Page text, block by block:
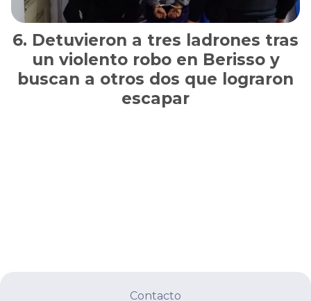
Detuvieron a tres ladrones tras
un violento robo en Berisso y
buscan a otros dos que lograron
escapar
Contacto